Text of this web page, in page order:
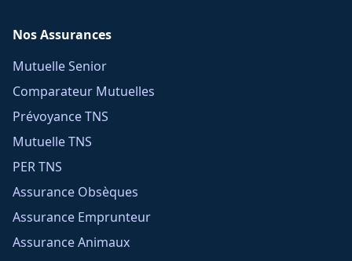
Nos Assurances
Mutuelle Senior
Comparateur Mutuelles
Prévoyance TNS
Mutuelle TNS
PER TNS
Assurance Obsèques
Assurance Emprunteur
Assurance Animaux